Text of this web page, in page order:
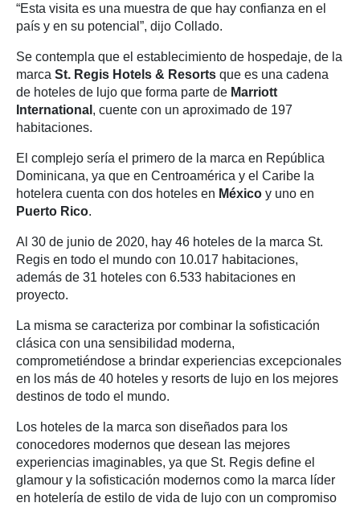
“Esta visita es una muestra de que hay confianza en el
país y en su potencial”, dijo Collado.
Se contempla que el establecimiento de hospedaje, de la
marca St. Regis Hotels & Resorts que es una cadena
de hoteles de lujo que forma parte de Marriott
International , cuente con un aproximado de 197
habitaciones.
El complejo sería el primero de la marca en República
Dominicana, ya que en Centroamérica y el Caribe la
hotelera cuenta con dos hoteles en México y uno en
Puerto Rico.
Al 30 de junio de 2020, hay 46 hoteles de la marca St.
Regis en todo el mundo con 10.017 habitaciones,
además de 31 hoteles con 6.533 habitaciones en
proyecto.
La misma se caracteriza por combinar la sofisticación
clásica con una sensibilidad moderna,
comprometiéndose a brindar experiencias excepcionales
en los más de 40 hoteles y resorts de lujo en los mejores
destinos de todo el mundo.
Los hoteles de la marca son diseñados para los
conocedores modernos que desean las mejores
experiencias imaginables, ya que St. Regis define el
glamour y la sofisticación modernos como la marca líder
en hotelería de estilo de vida de lujo con un compromiso